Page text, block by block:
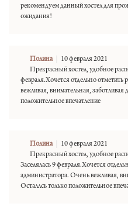
рекомендуем данный хостел для
ожидания!
Полина
10 февраля 2021
Прекрасный хостел, удобное
февраля.Хочется отдельно
вежливая, внимательная, заботливая
положительное впечатление
Полина
10 февраля 2021
Прекрасный хостел, удобное
Заселялась 9 февраля.Хочется
администратора. Очень вежливая,
Осталлсь только положительное